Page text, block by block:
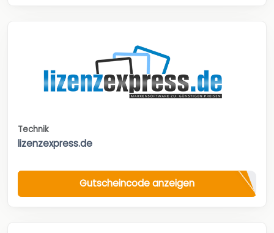
Technik
lizenzexpress.de
Gutscheincode anzeigen